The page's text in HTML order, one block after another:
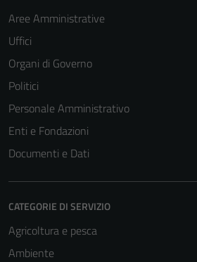
Aree Amministrative
Uffici
Organi di Governo
Politici
Personale Amministrativo
Enti e Fondazioni
Documenti e Dati
CATEGORIE DI SERVIZIO
Agricoltura e pesca
Ambiente